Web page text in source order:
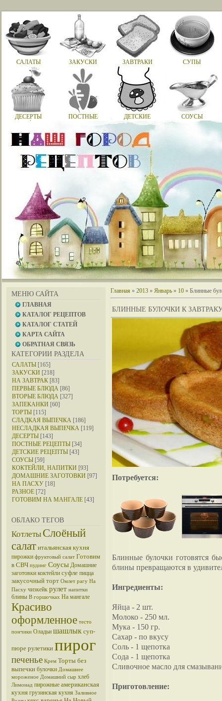
САЛАТЫ ЗАКУСКИ ЗАВТРАКИ СУПЫ
ДЕСЕРТЫ ПОСТНЫЕ ДЕТСКИЕ СОУСЫ
МЕНЮ САЙТА
ГЛАВНАЯ
КАТАЛОГ РЕЦЕПТОВ
КАТАЛОГ СТАТЕЙ
КАРТА САЙТА
ОБРАТНАЯ СВЯЗЬ
КАТЕГОРИИ РАЗДЕЛА
САЛАТЫ [165]
ЗАКУСКИ [218]
НА ЗАВТРАК [83]
ПЕРВЫЕ БЛЮДА [86]
ВТОРЫЕ БЛЮДА [327]
ЗАПЕКАНКИ [60]
ТОРТЫ [115]
СЛАДКАЯ ВЫПЕЧКА [186]
НЕСЛАДКАЯ ВЫПЕЧКА [119]
ДЕСЕРТЫ [143]
ПОСТНЫЕ РЕЦЕПТЫ [34]
ДЕТСКИЕ РЕЦЕПТЫ [43]
СОУСЫ [59]
КОКТЕЙЛИ, НАПИТКИ [93]
ДОМАШНИЕ ЗАГОТОВКИ [97]
НА ПАСХУ [18]
РАЗНОЕ [72]
ГОТОВИМ НА МАНГАЛЕ [43]
ОБЛАКО ТЕГОВ
Котлеты Слоёный
салат итальянская кухня
пирожки фруктовый салат Готовим
в СВЧ пудинг Соусы Домашние
заготовки коктейли суфле пицца
закусочный торт Омлет рагу На
Пасху чизкейк рулет напитки
блины В горшочках На мангале
Красиво
оформленное тесто
пончики Оладьи шашлык суп-
пюре рулетики пирог
печенье Крем Торты без
выпечки булочки Домашнее
мороженое Домашний сыр хлеб
Лимонад пирожные американская
кухня грузинская кухня Заливное
Главная » 2013 » Январь » 10 » Блинные
БЛИННЫЕ БУЛОЧКИ К
Потребуется:
Блинные булочки готовятся
блины превращаются в
Ингредиенты:
Яйца - 2 шт.
Молоко - 250 мл.
Мука - 150 гр.
Сахар - по вкусу
Соль - 1 щепотка
Сода - 1 щепотка
Сливочное масло для
Приготовление: